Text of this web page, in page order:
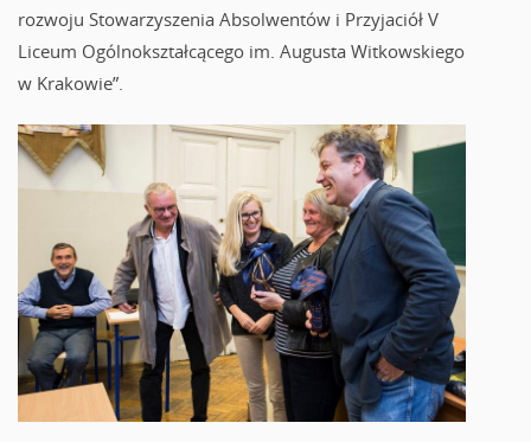
rozwoju Stowarzyszenia Absolwentów i Przyjaciół V
Liceum Ogólnokształcącego im. Augusta Witkowskiego
w Krakowie”.